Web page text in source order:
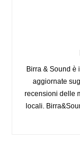
Birra & Sound è
aggiornate
recensioni delle
locali.